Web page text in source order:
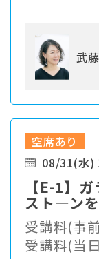
武
空席あり
08/31(水)
【E-1】
スト―ン
来るグッ
受講料(事
受講料(当